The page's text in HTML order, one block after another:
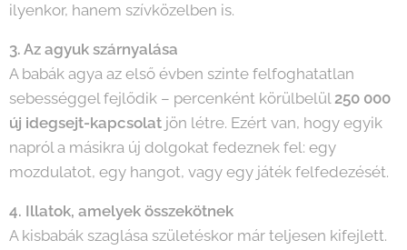
ilyenkor, hanem szívközelben is.
3. Az agyuk szárnyalása
A babák agya az első évben szinte felfoghatatlan
sebességgel fejlődik – percenként körülbelül250 000
új idegsejt-kapcsolat jön létre. Ezért van, hogy egyik
napról a másikra új dolgokat fedeznek fel: egy
mozdulatot, egy hangot, vagy egy játék felfedezését.
4. Illatok, amelyek összekötnek
A kisbabák szaglása születéskor már teljesen kifejlett.